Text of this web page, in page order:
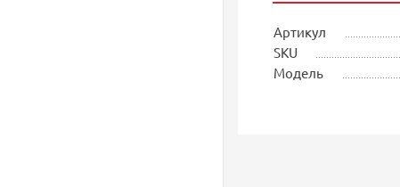
Артикул
SKU
Модель